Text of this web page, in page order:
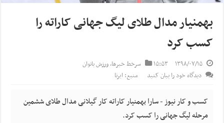
بهمنیار مدال طلای لیگ جهانی کاراته را
کسب کرد
۱۳۹۸/۰۷/۱۵ ۱۵:۵۳ سرخط خبرها,ورزش بانوان
دیدگاه خود را بیان کنید
منبع: ایرنا
کسب و کار نیوز - سارا بهمنیار کاراته کار گیلانی مدال طلای ششمین
مرحله لیگ جهانی را کسب کرد.